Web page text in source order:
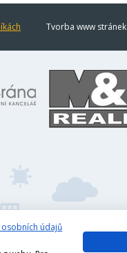
Tvorba www stránek
údajů